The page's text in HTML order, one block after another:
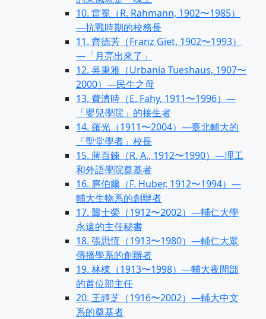
10. 雷冕（R. Rahmann, 1902〜1985）
—抗戰時期的校務長
11. 齊德芳（Franz Giet, 1902〜1993）
—「月亮出來了」
12. 吳秉雅（Urbania Tueshaus, 1907〜
2000）—民生之母
13. 費濟時（E. Fahy, 1911〜1996）—
「嬰兒學院」的接生者
14. 羅光（1911〜2004）—臺北輔大的
「聖堂學者」校長
15. 蔣百鍊（R. A., 1912〜1990）—理工
和外語學院奠基者
16. 扈伯爾（F. Huber, 1912〜1994）—
輔大生物系的創辦者
17. 龔士榮（1912〜2002）—輔仁大學
永遠的主任秘書
18. 張思恆（1913〜1980）—輔仁大眾
傳播學系的創辦者
19. 林棟（1913〜1998）—輔大夜間部
的首位部主任
20. 王靜芝（1916〜2002）—輔大中文
系的奠基者